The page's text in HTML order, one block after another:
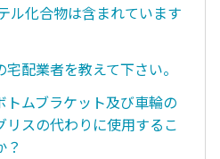
ル化合物は含まれています
配業者を教えて下さい。
トムブラケット及び車輪の
リスの代わりに使用するこ
？